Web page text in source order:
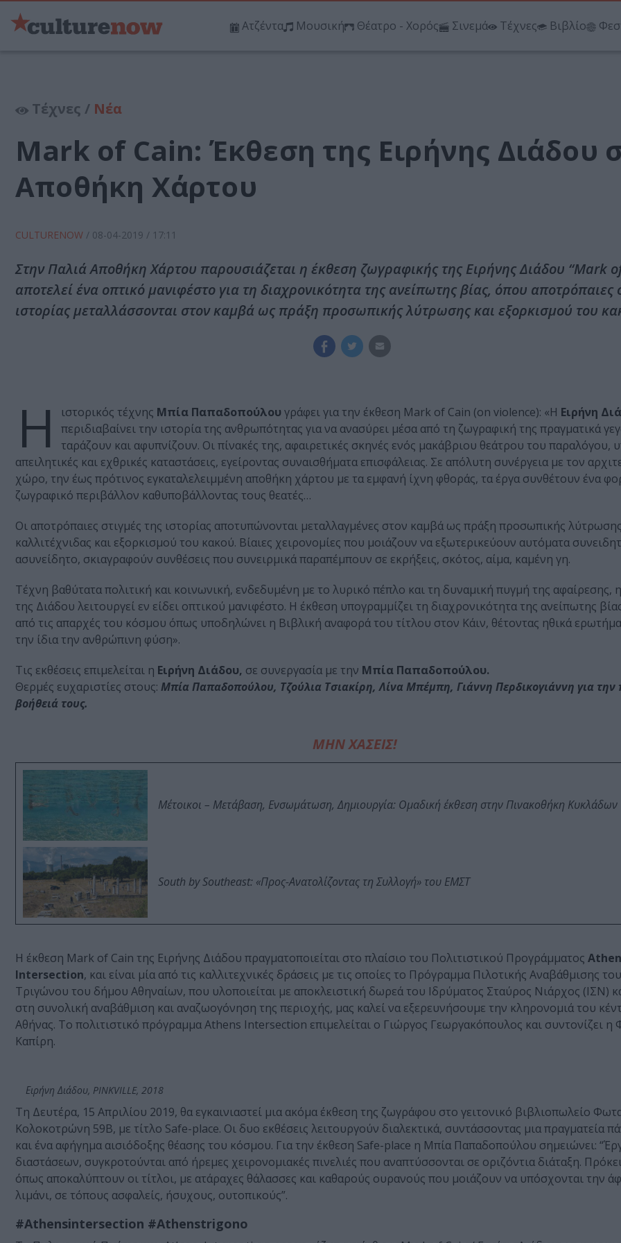
Ατζέντα Μουσική Θέατρο - Χορός Σινεμά Τέχνες Βιβλίο
Τέχνες / Νέα
Mark of Cain: Έκθεση της Ειρήνης Διάδου
Αποθήκη Χάρτου
CULTURENOW / 08-04-2019 / 17:11
Στην Παλιά Αποθήκη Χάρτου παρουσιάζεται η έκθεση ζωγραφικής της Ειρήνης Διάδου “Mark
αποτελεί ένα οπτικό μανιφέστο για τη διαχρονικότητα της ανείπωτης βίας, όπου αποτρόπαιες
ιστορίας μεταλλάσσονται στον καμβά ως πράξη προσωπικής λύτρωσης και εξορκισμού του
Η ιστορικός τέχνης Μπία Παπαδοπούλου γράφει για την έκθεση Mark of Cain (on violence): «Η Ειρήνη
περιδιαβαίνει την ιστορία της ανθρωπότητας για να ανασύρει μέσα από τη ζωγραφική της πραγματικά
ταράζουν και αφυπνίζουν. Οι πίνακές της, αφαιρετικές σκηνές ενός μακάβριου θεάτρου του παραλόγου,
απειλητικές και εχθρικές καταστάσεις, εγείροντας συναισθήματα επισφάλειας. Σε απόλυτη συνέργεια με τον
χώρο, την έως πρότινος εγκαταλελειμμένη αποθήκη χάρτου με τα εμφανή ίχνη φθοράς, τα έργα συνθέτουν ένα
ζωγραφικό περιβάλλον καθυποβάλλοντας τους θεατές…
Οι αποτρόπαιες στιγμές της ιστορίας αποτυπώνονται μεταλλαγμένες στον καμβά ως πράξη προσωπικής
καλλιτέχνιδας και εξορκισμού του κακού. Βίαιες χειρονομίες που μοιάζουν να εξωτερικεύουν αυτόματα
ασυνείδητο, σκιαγραφούν συνθέσεις που συνειρμικά παραπέμπουν σε εκρήξεις, σκότος, αίμα, καμένη γη.
Τέχνη βαθύτατα πολιτική και κοινωνική, ενδεδυμένη με το λυρικό πέπλο και τη δυναμική πυγμή της αφαίρεσης,
της Διάδου λειτουργεί εν είδει οπτικού μανιφέστο. Η έκθεση υπογραμμίζει τη διαχρονικότητα της ανείπωτης
από τις απαρχές του κόσμου όπως υποδηλώνει η Βιβλική αναφορά του τίτλου στον Κάιν, θέτοντας ηθικά
την ίδια την ανθρώπινη φύση».
Τις εκθέσεις επιμελείται η Ειρήνη Διάδου, σε συνεργασία με την Μπία Παπαδοπούλου.
Θερμές ευχαριστίες στους: Μπία Παπαδοπούλου, Τζούλια Τσιακίρη, Λίνα Μπέμπη, Γιάννη Περδικογιάννη για την
βοήθειά τους.
ΜΗΝ ΧΑΣΕΙΣ!
Μέτοικοι – Μετάβαση, Ενσωμάτωση, Δημιουργία: Ομαδική έκθεση στην Πινακοθήκη Κυκλάδων
South by Southeast: «Προς-Ανατολίζοντας τη Συλλογή» του ΕΜΣΤ
Η έκθεση Mark of Cain της Ειρήνης Διάδου πραγματοποιείται στο πλαίσιο του Πολιτιστικού Προγράμματος
Intersection, και είναι μία από τις καλλιτεχνικές δράσεις με τις οποίες το Πρόγραμμα Πιλοτικής Αναβάθμισης
Τριγώνου του δήμου Αθηναίων, που υλοποιείται με αποκλειστική δωρεά του Ιδρύματος Σταύρος Νιάρχος (ΙΣΝ)
στη συνολική αναβάθμιση και αναζωογόνηση της περιοχής, μας καλεί να εξερευνήσουμε την κληρονομιά του
Αθήνας. Το πολιτιστικό πρόγραμμα Athens Intersection επιμελείται ο Γιώργος Γεωργακόπουλος και συντονίζει η
Καπίρη.
Ειρήνη Διάδου, PINKVILLE, 2018
Tη Δευτέρα, 15 Απριλίου 2019, θα εγκαινιαστεί μια ακόμα έκθεση της ζωγράφου στο γειτονικό βιβλιοπωλείο
Κολοκοτρώνη 59Β, με τίτλο Safe-place. Οι δυο εκθέσεις λειτουργούν διαλεκτικά, συντάσσοντας μια πραγματεία
και ένα αφήγημα αισιόδοξης θέασης του κόσμου. Για την έκθεση Safe-place η Μπία Παπαδοπούλου σημειώνει:
διαστάσεων, συγκροτούνται από ήρεμες χειρονομιακές πινελιές που αναπτύσσονται σε οριζόντια διάταξη.
όπως αποκαλύπτουν οι τίτλοι, με ατάραχες θάλασσες και καθαρούς ουρανούς που μοιάζουν να υπόσχονται την
λιμάνι, σε τόπους ασφαλείς, ήσυχους, ουτοπικούς”.
#Athensintersection #Athenstrigono